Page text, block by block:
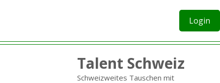
Login
Talent Schweiz
Schweizweites Tauschen mit